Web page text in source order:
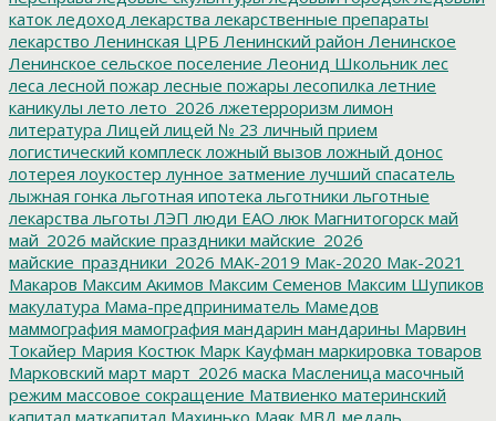
каток ледоход лекарства лекарственные препараты
лекарство Ленинская ЦРБ Ленинский район Ленинское
Ленинское сельское поселение Леонид Школьник лес
леса лесной пожар лесные пожары лесопилка летние
каникулы лето лето_2026 лжетерроризм лимон
литература Лицей лицей № 23 личный прием
логистический комплеск ложный вызов ложный донос
лотерея лоукостер лунное затмение лучший спасатель
лыжная гонка льготная ипотека льготники льготные
лекарства льготы ЛЭП люди ЕАО люк Магнитогорск май
май_2026 майские праздники майские_2026
майские_праздники_2026 МАК-2019 Мак-2020 Мак-2021
Макаров Максим Акимов Максим Семенов Максим Шупиков
макулатура Мама-предприниматель Мамедов
маммография мамография мандарин мандарины Марвин
Токайер Мария Костюк Марк Кауфман маркировка товаров
Марковский март март_2026 маска Масленица масочный
режим массовое сокращение Матвиенко материнский
капитал маткапитал Махинько Маяк МВД медаль